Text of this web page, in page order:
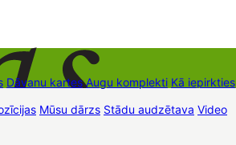
Dāvanu kartes Augu komplekti Kā iepirkties
Mūsu dārzs Stādu audzētava Video